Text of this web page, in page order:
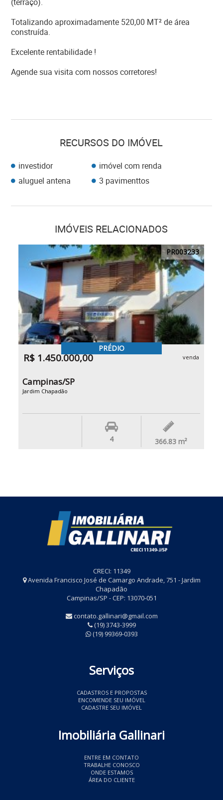
Totalizando aproximadamente 520,00 MT² de área
construída.
Excelente rentabilidade !
Agende sua visita com nossos corretores!
RECURSOS DO IMÓVEL
investidor
imóvel com renda
aluguel antena
3 pavimenttos
IMÓVEIS RELACIONADOS
PR003233
PRÉDIO
R$ 1.450.000,00 venda
Campinas/SP
Jardim Chapadão
4 366.83 m²
CRECI: 11349
Avenida Francisco José de Camargo Andrade, 751 - Jardim
Chapadão
Campinas/SP - CEP: 13070-051
contato.gallinari@gmail.com
(19) 3743-3999
(19) 99369-0393
Serviços
CADASTROS E PROPOSTAS
ENCOMENDE SEU IMÓVEL
CADASTRE SEU IMÓVEL
Imobiliária Gallinari
ENTRE EM CONTATO
TRABALHE CONOSCO
ONDE ESTAMOS
ÁREA DO CLIENTE